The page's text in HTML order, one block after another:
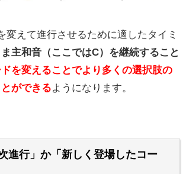
えて進行させるために適したタイミ
主和音（ここではC）を継続すること
ドを変えることでより多くの選択肢の
ができるようになります。
進行」か「新しく登場したコー